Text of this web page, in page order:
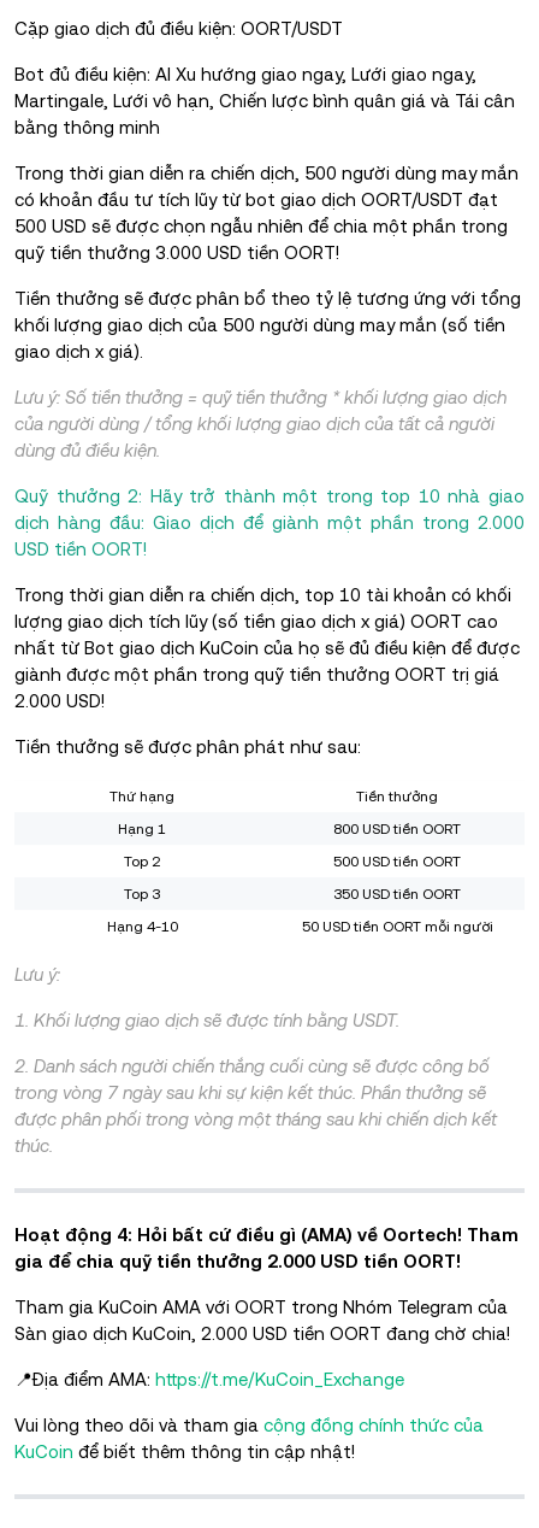
Cặp giao dịch đủ điều kiện: OORT/USDT
Bot đủ điều kiện: AI Xu hướng giao ngay, Lưới giao ngay,
Martingale, Lưới vô hạn, Chiến lược bình quân giá và Tái cân
bằng thông minh
Trong thời gian diễn ra chiến dịch, 500 người dùng may mắn
có khoản đầu tư tích lũy từ bot giao dịch OORT/USDT đạt
500 USD sẽ được chọn ngẫu nhiên để chia một phần trong
quỹ tiền thưởng 3.000 USD tiền OORT!
Tiền thưởng sẽ được phân bổ theo tỷ lệ tương ứng với tổng
khối lượng giao dịch của 500 người dùng may mắn (số tiền
giao dịch x giá).
Lưu ý: Số tiền thưởng = quỹ tiền thưởng * khối lượng giao dịch
của người dùng / tổng khối lượng giao dịch của tất cả người
dùng đủ điều kiện.
Quỹ thưởng 2: Hãy trở thành một trong top 10 nhà giao
dịch hàng đầu: Giao dịch để giành một phần trong 2.000
USD tiền OORT!
Trong thời gian diễn ra chiến dịch, top 10 tài khoản có khối
lượng giao dịch tích lũy (số tiền giao dịch x giá) OORT cao
nhất từ Bot giao dịch KuCoin của họ sẽ đủ điều kiện để được
giành được một phần trong quỹ tiền thưởng OORT trị giá
2.000 USD!
Tiền thưởng sẽ được phân phát như sau:
Thứ hạng
Tiền thưởng
Hạng 1
800 USD tiền OORT
Top 2
500 USD tiền OORT
Top 3
350 USD tiền OORT
Hạng 4-10
50 USD tiền OORT mỗi người
Lưu ý:
1. Khối lượng giao dịch sẽ được tính bằng USDT.
2. Danh sách người chiến thắng cuối cùng sẽ được công bố
trong vòng 7 ngày sau khi sự kiện kết thúc. Phần thưởng sẽ
được phân phối trong vòng một tháng sau khi chiến dịch kết
thúc.
Hoạt động 4: Hỏi bất cứ điều gì (AMA) về Oortech! Tham
gia để chia quỹ tiền thưởng 2.000 USD tiền OORT!
Tham gia KuCoin AMA với OORT trong Nhóm Telegram của
Sàn giao dịch KuCoin, 2.000 USD tiền OORT đang chờ chia!
📍Địa điểm AMA: https://t.me/KuCoin_Exchange
Vui lòng theo dõi và tham gia cộng đồng chính thức của
KuCoin để biết thêm thông tin cập nhật!